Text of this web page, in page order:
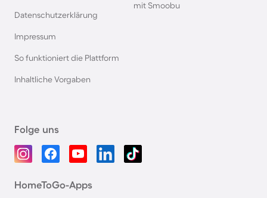
Datenschutzerklärung
Impressum
So funktioniert die Plattform
Inhaltliche Vorgaben
mit Smoobu
Folge uns
HomeToGo-Apps